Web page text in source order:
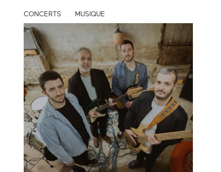
CONCERTS MUSIQUE